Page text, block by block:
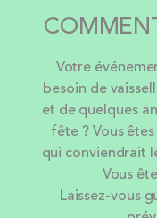
Votre
besoin de
et de quelques
fête ? Vous
qui conviendrait
Vous
Laissez-vous